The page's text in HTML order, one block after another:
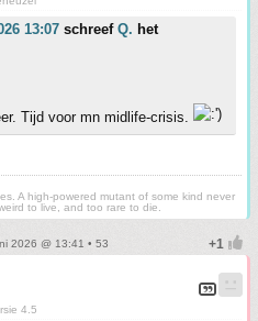
13:07 schreef Q. het
Tijd voor mn midlife-crisis.
A high-powered mutant of some kind never
to live, and too rare to die.
2026 @ 13:41 • 53
4.5